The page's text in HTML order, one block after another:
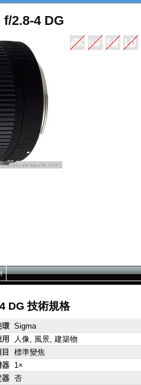
2.8-4 DG
DG 技術規格
環 Sigma
用
人像, 風景, 建築物
標準變焦
器 1×
器 否